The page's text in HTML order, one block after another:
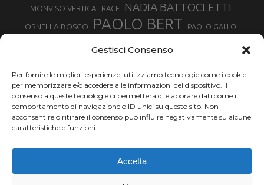
Gestisci Consenso
Per fornire le migliori esperienze, utilizziamo tecnologie come i cookie
per memorizzare e/o accedere alle informazioni del dispositivo. Il
consenso a queste tecnologie ci permetterà di elaborare dati come il
comportamento di navigazione o ID unici su questo sito. Non
acconsentire o ritirare il consenso può influire negativamente su alcune
caratteristiche e funzioni.
Accetta
MONVISO VERTICAL RACE NADIA BATTOCLETTI
ORNELLA BOSCO PAOLO BERT PAOLO GALLO
SILVIA SERAFINI SONIA GLAREY TAVAGNASCO TOR DES GEANTS
TOUR MONVISO TRAIL TRAIL MONTE CASTO TROFEO KIMA
TURIN MARATHON URBAN ZEMMER VAL DI FASSA RUNNING
VALENTINA BELOTTI
VENICE MARATHON
XAVIER CHEVRIER